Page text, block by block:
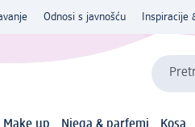
Odnosi s javnošću Inspiracije